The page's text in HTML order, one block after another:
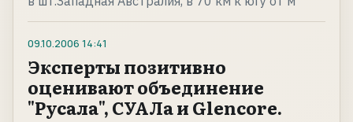
09.10.2006 14:41
Эксперты позитивно
оценивают объединение
"Русала", СУАЛа и Glencore.